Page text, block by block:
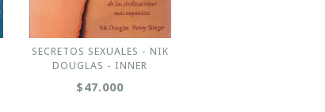
SECRETOS SEXUALES - NIK
DOUGLAS - INNER
$47.000